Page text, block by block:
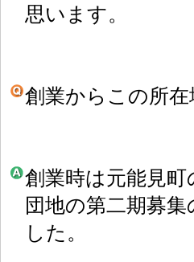
思います。
創業からこの所
創業時は元能見
団地の第二期募
した。